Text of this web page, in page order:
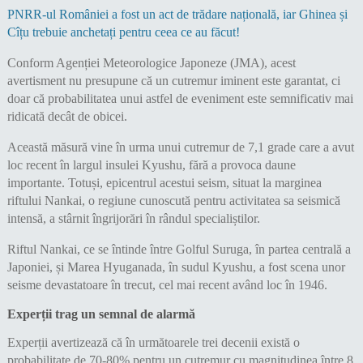
PNRR-ul României a fost un act de trădare națională, iar Ghinea și
Cîțu trebuie anchetați pentru ceea ce au făcut!
Conform Agenției Meteorologice Japoneze (JMA), acest
avertisment nu presupune că un cutremur iminent este garantat, ci
doar că probabilitatea unui astfel de eveniment este semnificativ mai
ridicată decât de obicei.
Această măsură vine în urma unui cutremur de 7,1 grade care a avut
loc recent în largul insulei Kyushu, fără a provoca daune
importante. Totuși, epicentrul acestui seism, situat la marginea
riftului Nankai, o regiune cunoscută pentru activitatea sa seismică
intensă, a stârnit îngrijorări în rândul specialiștilor.
Riftul Nankai, ce se întinde între Golful Suruga, în partea centrală a
Japoniei, și Marea Hyuganada, în sudul Kyushu, a fost scena unor
seisme devastatoare în trecut, cel mai recent având loc în 1946.
Experții trag un semnal de alarmă
Experții avertizează că în următoarele trei decenii există o
probabilitate de 70-80% pentru un cutremur cu magnitudinea între 8